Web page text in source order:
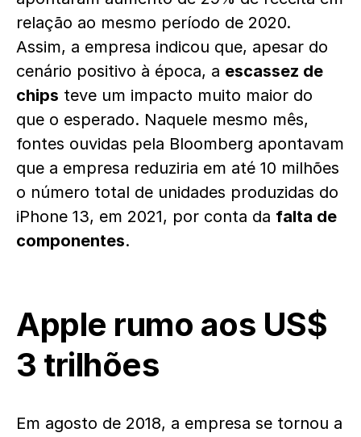
relação ao mesmo período de 2020.
Assim, a empresa indicou que, apesar do
cenário positivo à época, a escassez de
chips teve um impacto muito maior do
que o esperado. Naquele mesmo mês,
fontes ouvidas pela Bloomberg apontavam
que a empresa reduziria em até 10 milhões
o número total de unidades produzidas do
iPhone 13, em 2021, por conta da falta de
componentes.
Apple rumo aos US$
3 trilhões
Em agosto de 2018, a empresa se tornou a